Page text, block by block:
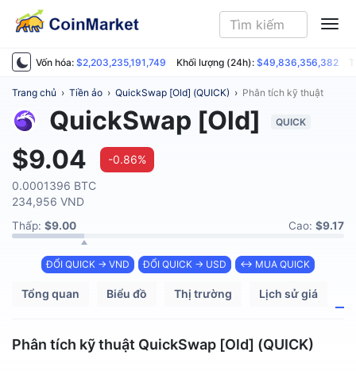
Vốn hóa: $2,203,235,191,749 Khối lượng (24h): $49,836,356,382
Trang chủ › Tiền ảo › QuickSwap [Old] (QUICK) › Phân tích kỹ thuật
QuickSwap [Old] QUICK
$9.04
-0.86%
0.0001396 BTC
234,956 VND
Thấp: $9.00 Cao: $9.17
ĐỔI QUICK → VND ĐỔI QUICK → USD ↔ MUA QUICK
Tổng quan Biểu đồ Thị trường Lịch sử giá
Phân tích kỹ thuật QuickSwap [Old] (QUICK)